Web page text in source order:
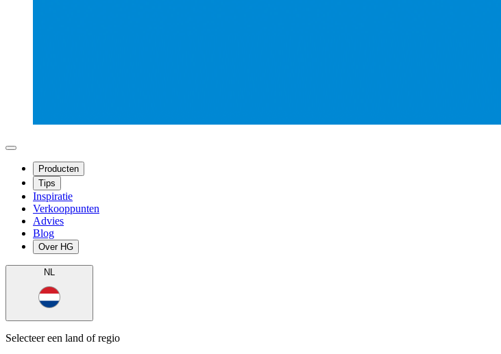
Producten
Tips
Inspiratie
Verkooppunten
Advies
Blog
Over HG
NL
Selecteer een land of regio